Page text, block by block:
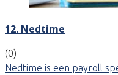
12. Nedtime
(0)
Nedtime is een payroll